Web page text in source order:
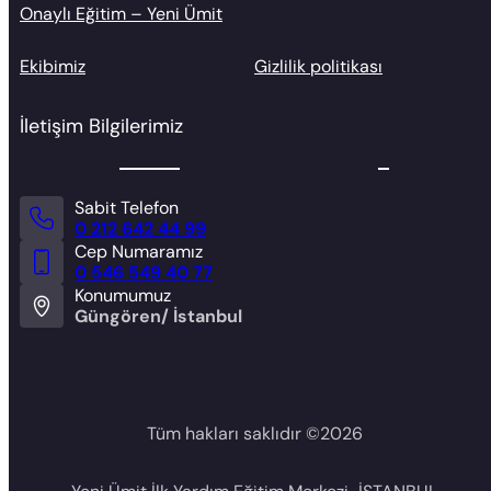
Onaylı Eğitim – Yeni Ümit
Ekibimiz Gizlilik politikası
İletişim Bilgilerimiz
Sabit Telefon
0 212 642 44 99
Cep Numaramız
0 546 549 40 77
Konumumuz
Güngören/ İstanbul
Tüm hakları saklıdır ©2026